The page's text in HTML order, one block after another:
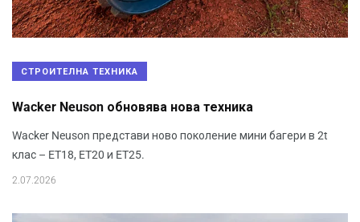
СТРОИТЕЛНА ТЕХНИКА
Wacker Neuson обновява нова техника
Wacker Neuson представи ново поколение мини багери в 2t
клас – ET18, ET20 и ET25.
2.07.2026